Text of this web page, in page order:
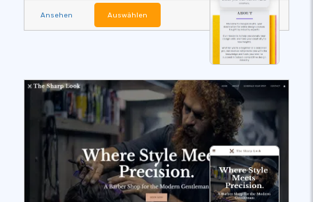
Ansehen Auswählen